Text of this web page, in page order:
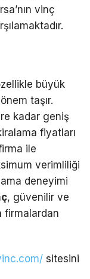
vinç
büyük
taşır.
kadar geniş
fiyatları
ile
verimliliği
deneyimi
, güvenilir ve
firmalardan
sitesini